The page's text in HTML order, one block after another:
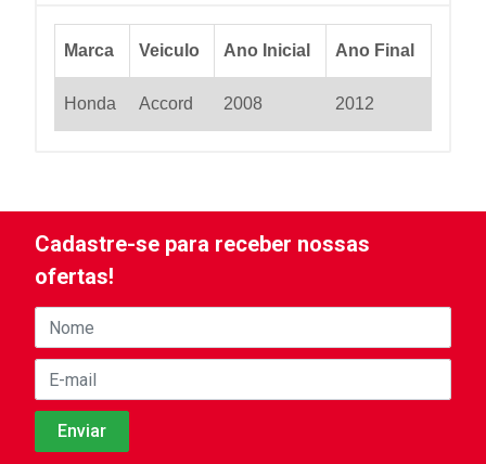
Marca Veiculo Ano Inicial Ano Final
Honda Accord 2008 2012
Cadastre-se para receber nossas
ofertas!